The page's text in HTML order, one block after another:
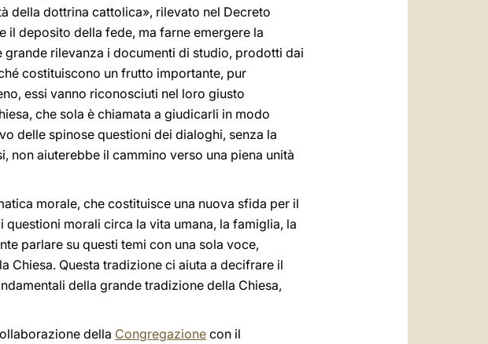
della dottrina cattolica», rilevato nel Decreto
il deposito della fede, ma farne emergere la
grande rilevanza i documenti di studio, prodotti dai
costituiscono un frutto importante, pur
essi vanno riconosciuti nel loro giusto
che sola è chiamata a giudicarli in modo
delle spinose questioni dei dialoghi, senza la
non aiuterebbe il cammino verso una piena unità
morale, che costituisce una nuova sfida per il
morali circa la vita umana, la famiglia, la
parlare su questi temi con una sola voce,
Chiesa. Questa tradizione ci aiuta a decifrare il
della grande tradizione della Chiesa,
della Congregazione con il